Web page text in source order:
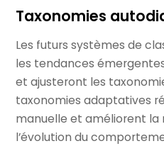
Taxonomies
Les futurs systèmes de
les tendances
et ajusteront les
taxonomies adaptatives
manuelle et améliorent
l’évolution du